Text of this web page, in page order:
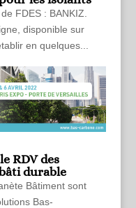
FDES : BANKIZ.
disponible sur
en quelques...
RDV des
durable
Bâtiment sont
Bas-